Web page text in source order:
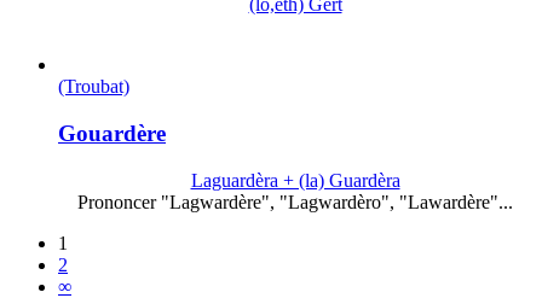
(lo,eth) Gèrt
(Troubat)
Gouardère
Laguardèra + (la) Guardèra
Prononcer "Lagwardère", "Lagwardèro", "Lawardère"...
1
2
∞